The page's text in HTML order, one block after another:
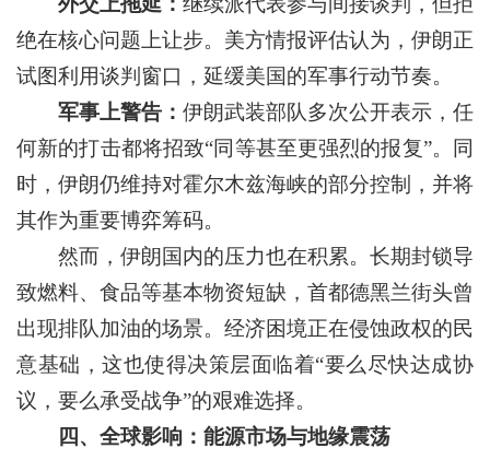
绝在核心问题上让步。美方情报评估认为，伊朗正
试图利用谈判窗口，延缓美国的军事行动节奏。
军事上警告： 伊朗武装部队多次公开表示，任
何新的打击都将招致“同等甚至更强烈的报复”。同
时，伊朗仍维持对霍尔木兹海峡的部分控制，并将
其作为重要博弈筹码。
然而，伊朗国内的压力也在积累。长期封锁导
致燃料、食品等基本物资短缺，首都德黑兰街头曾
出现排队加油的场景。经济困境正在侵蚀政权的民
意基础，这也使得决策层面临着“要么尽快达成协
议，要么承受战争”的艰难选择。
四、全球影响：能源市场与地缘震荡